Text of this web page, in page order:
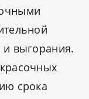
выгорания.
срока